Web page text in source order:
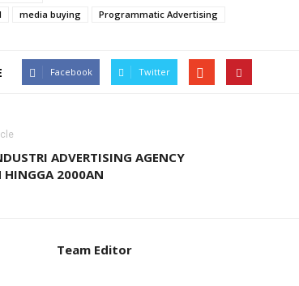
media buying Programmatic Advertising
Facebook Twitter
ADVERTISING AGENCY
HINGGA 2000AN
Team Editor